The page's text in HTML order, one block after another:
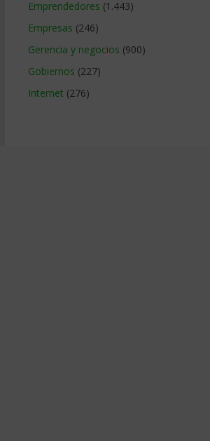
Emprendedores (1.443)
Empresas (246)
Gerencia y negocios (900)
Gobiernos (227)
Internet (276)